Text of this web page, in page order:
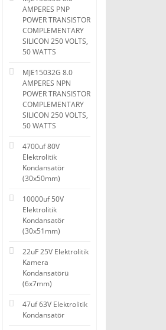
AMPERES PNP
POWER TRANSISTOR
COMPLEMENTARY
SILICON 250 VOLTS,
50 WATTS
MJE15032G 8.0
AMPERES NPN
POWER TRANSISTOR
COMPLEMENTARY
SILICON 250 VOLTS,
50 WATTS
4700uf 80V
Elektrolitik
Kondansatör
(30x50mm)
10000uf 50V
Elektrolitik
Kondansatör
(30x51mm)
22uF 25V Elektrolitik
Kamera
Kondansatörü
(6x7mm)
47uf 63V Elektrolitik
Kondansatör